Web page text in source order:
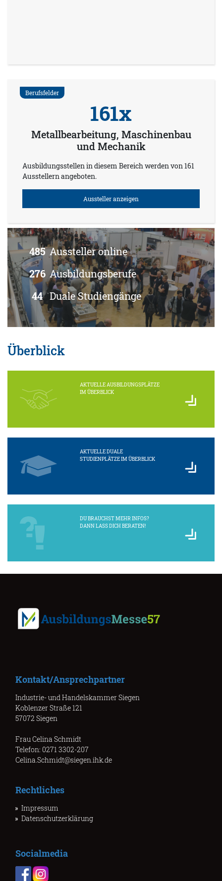
Berufsfelder
161x
Metallbearbeitung, Maschinenbau
und Mechanik
Ausbildungsstellen in diesem Bereich werden von 161
Ausstellern angeboten.
Aussteller anzeigen
485Aussteller online
276 Ausbildungsberufe
44 Duale Studiengänge
Überblick
AKTUELLE AUSBILDUNGSPLÄTZE
IM ÜBERBLICK
AKTUELLE DUALE
STUDIENPLÄTZE IM ÜBERBLICK
DU BRAUCHST MEHR INFOS?
DANN LASS DICH BERATEN!
Kontakt/Ansprechpartner
Industrie- und Handelskammer Siegen
Koblenzer Straße 121
57072 Siegen
Frau Celina Schmidt
Telefon: 0271 3302-207
Celina.Schmidt@siegen.ihk.de
Rechtliches
Impressum
Datenschutzerklärung
Socialmedia